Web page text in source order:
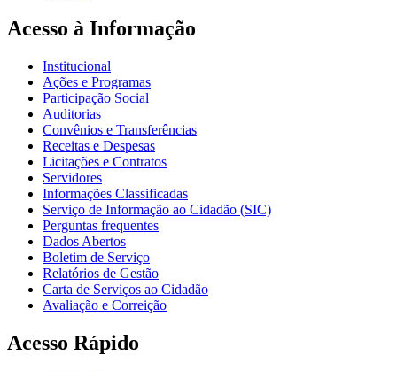
Acesso à Informação
Institucional
Ações e Programas
Participação Social
Auditorias
Convênios e Transferências
Receitas e Despesas
Licitações e Contratos
Servidores
Informações Classificadas
Serviço de Informação ao Cidadão (SIC)
Perguntas frequentes
Dados Abertos
Boletim de Serviço
Relatórios de Gestão
Carta de Serviços ao Cidadão
Avaliação e Correição
Acesso Rápido